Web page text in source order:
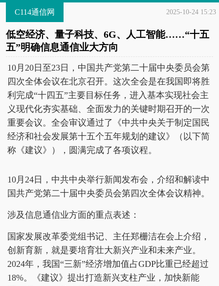
C114通信网 2025-10-24 15:23
低空经济、量子科技、6G、人工智能……“十五
五”明确信息通信业大方向
10月20日至23日，中国共产党第二十届中央委员会第
四次全体会议在北京召开。这次全会是在我国即将胜
利完成“十四五”主要目标任务，进入基本实现社会主
义现代化夯实基础、全面发力的关键时期召开的一次
重要会议。全会审议通过了《中共中央关于制定国民
经济和社会发展第十五个五年规划的建议》（以下简
称《建议》），圆满完成了各项议程。
10月24日，中共中央举行新闻发布会，介绍和解读中
国共产党第二十届中央委员会第四次全体会议精神。
涉及信息通信业方面的重点表述：
国家发展改革委党组书记、主任郑栅洁在会上介绍，
创新育新，就是要培育壮大新兴产业和未来产业。
2024年，我国“三新”经济增加值占GDP比重已经超过
18%。《建议》提出打造新兴支柱产业，加快新能